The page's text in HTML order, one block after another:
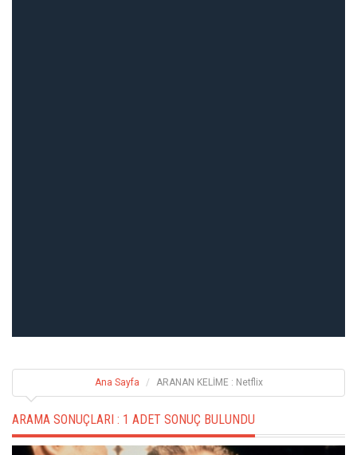
Ana Sayfa ARANAN KELİME : Netflix
ARAMA SONUÇLARI : 1 ADET SONUÇ BULUNDU